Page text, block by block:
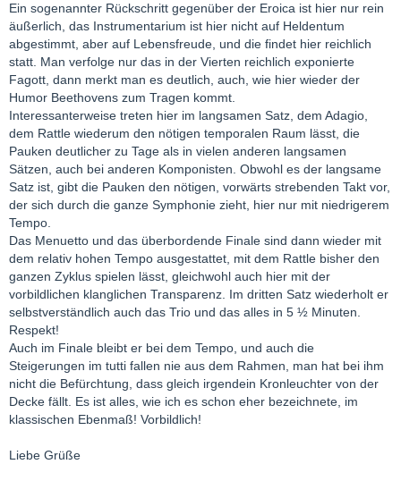
Ein sogenannter Rückschritt gegenüber der Eroica ist hier nur rein
äußerlich, das Instrumentarium ist hier nicht auf Heldentum
abgestimmt, aber auf Lebensfreude, und die findet hier reichlich
statt. Man verfolge nur das in der Vierten reichlich exponierte
Fagott, dann merkt man es deutlich, auch, wie hier wieder der
Humor Beethovens zum Tragen kommt.
Interessanterweise treten hier im langsamen Satz, dem Adagio,
dem Rattle wiederum den nötigen temporalen Raum lässt, die
Pauken deutlicher zu Tage als in vielen anderen langsamen
Sätzen, auch bei anderen Komponisten. Obwohl es der langsame
Satz ist, gibt die Pauken den nötigen, vorwärts strebenden Takt vor,
der sich durch die ganze Symphonie zieht, hier nur mit niedrigerem
Tempo.
Das Menuetto und das überbordende Finale sind dann wieder mit
dem relativ hohen Tempo ausgestattet, mit dem Rattle bisher den
ganzen Zyklus spielen lässt, gleichwohl auch hier mit der
vorbildlichen klanglichen Transparenz. Im dritten Satz wiederholt er
selbstverständlich auch das Trio und das alles in 5 ½ Minuten.
Respekt!
Auch im Finale bleibt er bei dem Tempo, und auch die
Steigerungen im tutti fallen nie aus dem Rahmen, man hat bei ihm
nicht die Befürchtung, dass gleich irgendein Kronleuchter von der
Decke fällt. Es ist alles, wie ich es schon eher bezeichnete, im
klassischen Ebenmaß! Vorbildlich!
Liebe Grüße